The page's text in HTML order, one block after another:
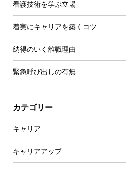
看護技術を学ぶ立場
着実にキャリアを築くコツ
納得のいく離職理由
緊急呼び出しの有無
カテゴリー
キャリア
キャリアアップ